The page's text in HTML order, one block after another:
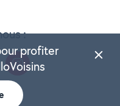
:
profiter